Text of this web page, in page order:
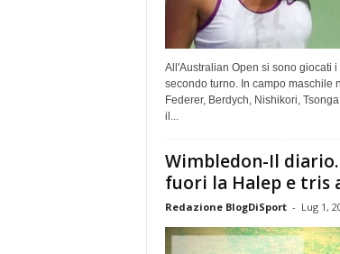
All'Australian Open si sono giocati i
secondo turno. In campo maschile
Federer, Berdych, Nishikori,
il...
Wimbledon-Il
fuori la Halep e tris
Redazione BlogDiSport - Lug 1,